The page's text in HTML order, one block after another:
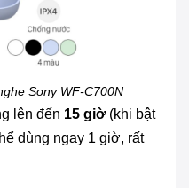
Sony WF-C700N
lên đến 15 giờ(khi bật
dùng ngay 1 giờ, rất